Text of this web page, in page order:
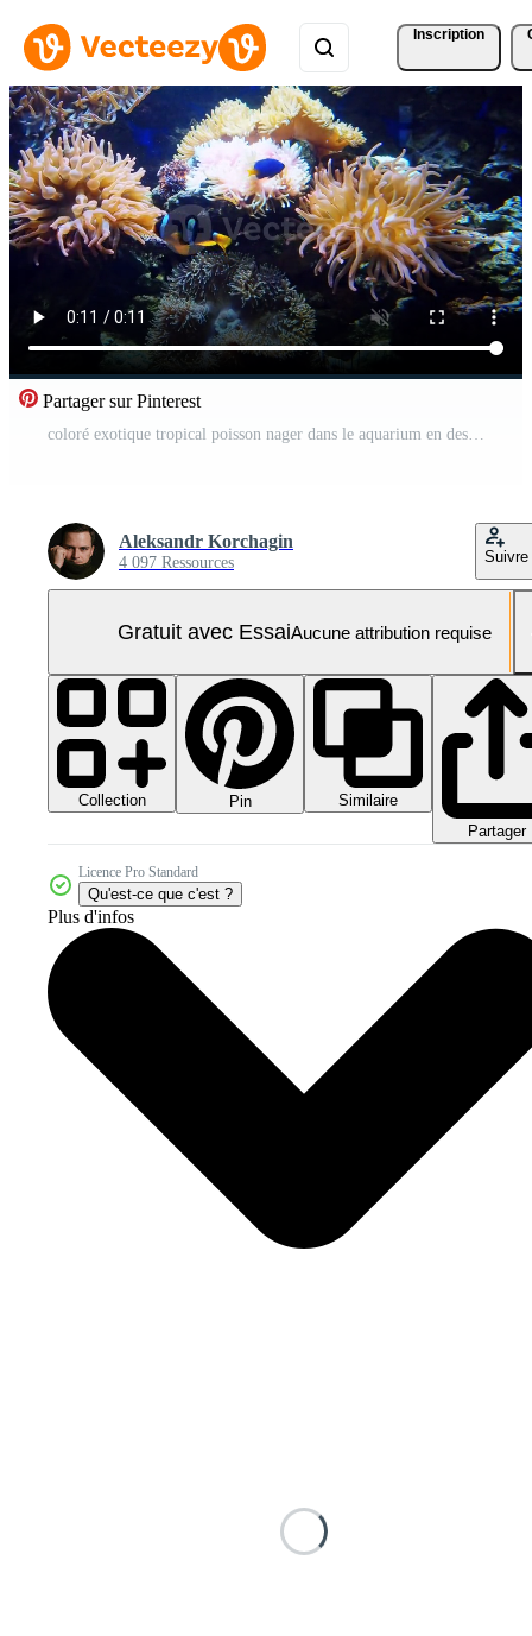
Inscription
Partager sur Pinterest
coloré exotique tropical poisson nager dans le aquarium en dessous de l'eau Vidéo Pro
Aleksandr Korchagin
4 097 Ressources Suivre
Gratuit avec EssaiAucune attribution requise
Collection Pin
Similaire
Partager
Licence Pro Standard
Qu'est-ce que c'est ?
Plus d'infos